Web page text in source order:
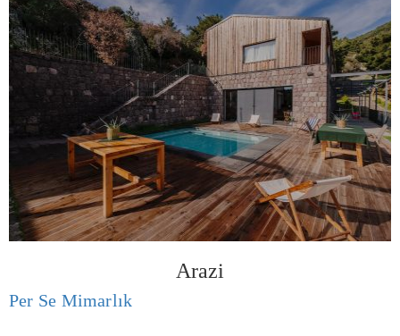
Arazi
Per Se Mimarlık